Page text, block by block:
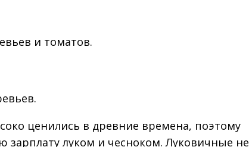
и томатов.
ценились в древние времена, поэтому
луком и чесноком. Луковичные не